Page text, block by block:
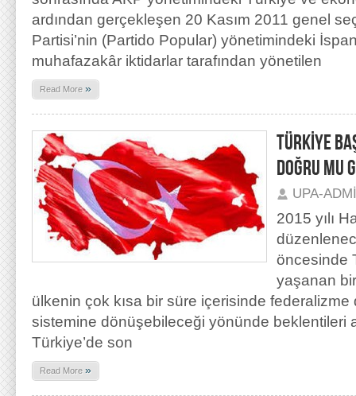
ardından gerçekleşen 20 Kasım 2011 genel
Partisi’nin (Partido Popular) yönetimindeki
muhafazakâr iktidarlar tarafından yönetilen
Read More »
TÜRKİYE
DOĞRU MU
UPA-
2015 yılı
öncesinde
yaşanan
ülkenin çok kısa bir süre içerisinde federalizme
sistemine dönüşebileceği yönünde beklentileri
Türkiye’de son
Read More »